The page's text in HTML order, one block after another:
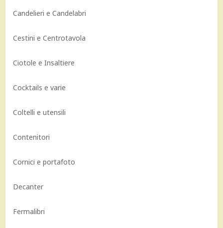
Candelieri e Candelabri
Cestini e Centrotavola
Ciotole e Insaltiere
Cocktails e varie
Coltelli e utensili
Contenitori
Cornici e portafoto
Decanter
Fermalibri